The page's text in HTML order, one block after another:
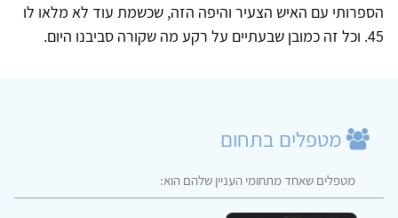
הספרותי עם האיש הצעיר והיפה הזה, שכשמת עוד לא מלאו לו
45. וכל זה כמובן שבעתיים על רקע מה שקורה סביבנו היום.
מטפלים בתחום
מטפלים שאחד מתחומי העניין שלהם הוא: